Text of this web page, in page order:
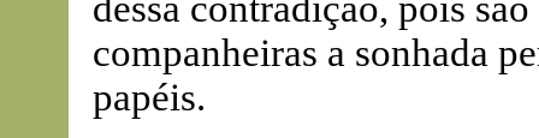
companheiras a sonhada
papéis.